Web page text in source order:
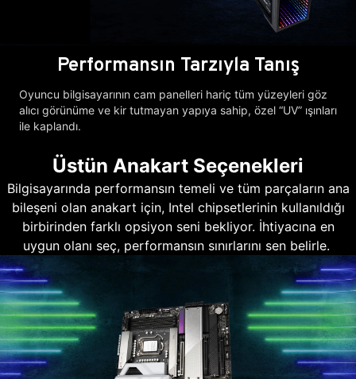
Performansın Tarzıyla Tanış
Oyuncu bilgisayarının cam panelleri hariç tüm yüzeyleri göz
alıcı görünüme ve kir tutmayan yapıya sahip, özel “UV” ışınları
ile kaplandı.
Üstün Anakart Seçenekleri
Bilgisayarında performansın temeli ve tüm parçaların ana
bileşeni olan anakart için, Intel chipsetlerinin kullanıldığı
birbirinden farklı opsiyon seni bekliyor. İhtiyacına en
uygun olanı seç, performansın sınırlarını sen belirle.